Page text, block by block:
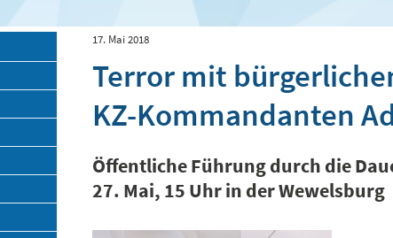
17. Mai 2018
Terror mit
KZ-Kommandanten
Öffentliche Führung durch die
27. Mai, 15 Uhr in der Wewelsburg